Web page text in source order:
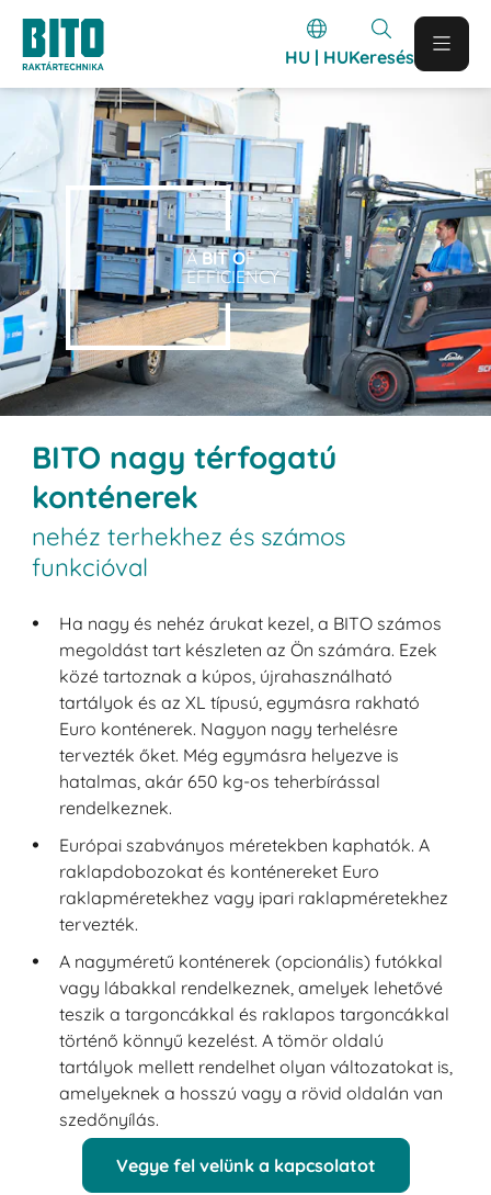
HU | HUKeresés
ABIT OF
EFFICIENCY
BITO nagy térfogatú
konténerek
nehéz terhekhez és számos
funkcióval
Ha nagy és nehéz árukat kezel, a BITO számos
megoldást tart készleten az Ön számára. Ezek
közé tartoznak a kúpos, újrahasználható
tartályok és az XL típusú, egymásra rakható
Euro konténerek. Nagyon nagy terhelésre
tervezték őket. Még egymásra helyezve is
hatalmas, akár 650 kg-os teherbírással
rendelkeznek.
Európai szabványos méretekben kaphatók. A
raklapdobozokat és konténereket Euro
raklapméretekhez vagy ipari raklapméretekhez
tervezték.
A nagyméretű konténerek (opcionális) futókkal
vagy lábakkal rendelkeznek, amelyek lehetővé
teszik a targoncákkal és raklapos targoncákkal
történő könnyű kezelést. A tömör oldalú
tartályok mellett rendelhet olyan változatokat is,
amelyeknek a hosszú vagy a rövid oldalán van
szedőnyílás.
Vegye fel velünk a kapcsolatot